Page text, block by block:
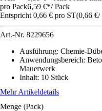
pro Pack6,59 €*/ Pack
Entspricht 0,66 € pro ST(0,66 €/
Art.-Nr. 8229656
Ausführung: Chemie-
Anwendungsbereich:
Mauerwerk
Inhalt: 10 Stück
Mehr Artikeldetails
Menge (Pack)